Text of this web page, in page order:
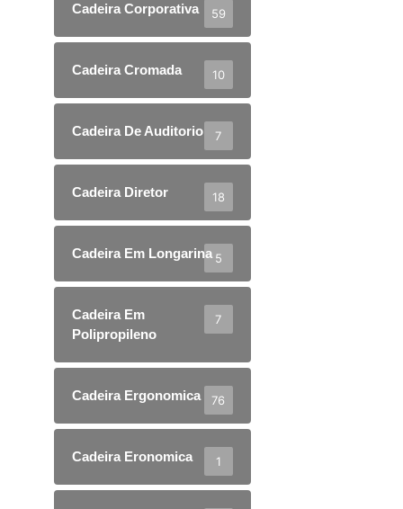
Cadeira Corporativa 59
Cadeira Cromada 10
Cadeira De Auditorio 7
Cadeira Diretor 18
Cadeira Em Longarina 5
Cadeira Em
Polipropileno
7
Cadeira Ergonomica 76
Cadeira Eronomica 1